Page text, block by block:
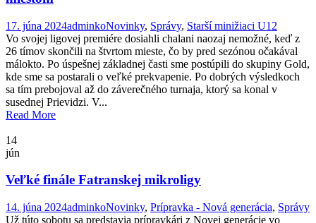
17. júna 2024adminkoNovinky, Správy, Starší minižiaci U12
Vo svojej ligovej premiére dosiahli chalani naozaj nemožné, keď z
26 tímov skončili na štvrtom mieste, čo by pred sezónou očakával
málokto. Po úspešnej základnej časti sme postúpili do skupiny Gold,
kde sme sa postarali o veľké prekvapenie. Po dobrých výsledkoch
sa tím prebojoval až do záverečného turnaja, ktorý sa konal v
susednej Prievidzi. V...
Read More
14
jún
Veľké finále Fatranskej mikroligy
14. júna 2024adminkoNovinky, Prípravka - Nová generácia, Správy
Už túto sobotu sa predstavia prípravkári z Novej generácie vo